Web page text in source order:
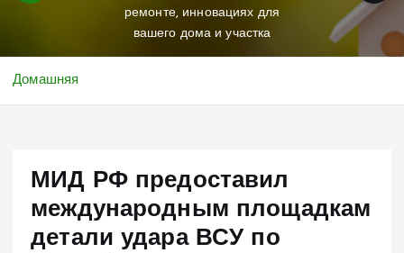
ремонте, инновациях для
вашего дома и участка
Домашняя
МИД РФ предоставил
международным площадкам
детали удара ВСУ по